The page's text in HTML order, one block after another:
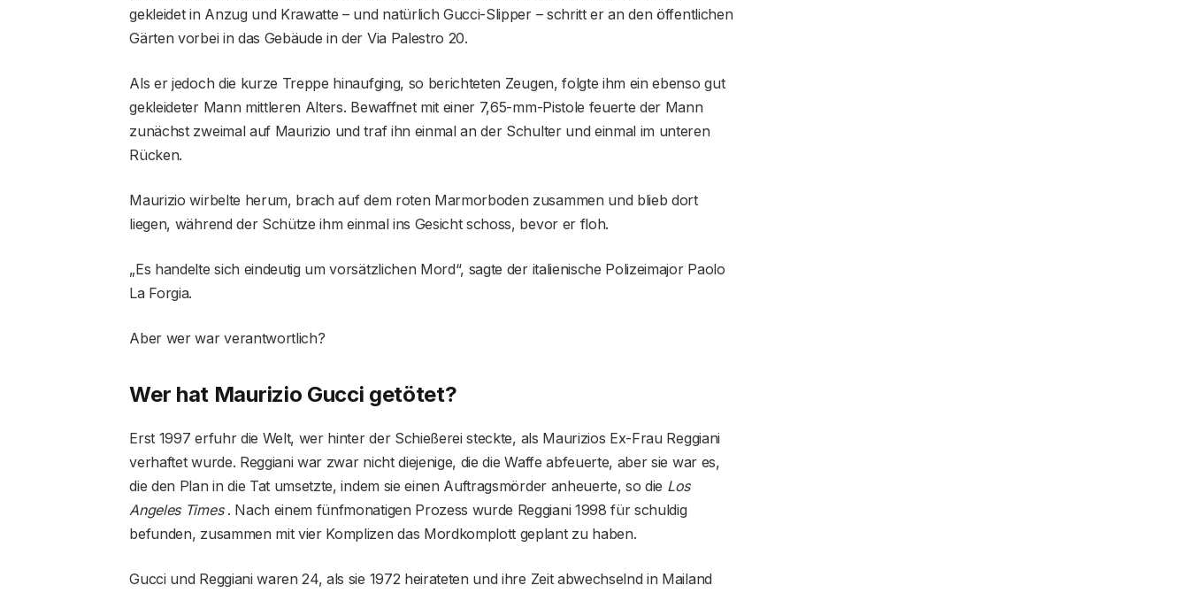
gekleidet in Anzug und Krawatte – und natürlich Gucci-Slipper – schritt er an den öffentlichen
Gärten vorbei in das Gebäude in der Via Palestro 20.
Als er jedoch die kurze Treppe hinaufging, so berichteten Zeugen, folgte ihm ein ebenso gut
gekleideter Mann mittleren Alters. Bewaffnet mit einer 7,65-mm-Pistole feuerte der Mann
zunächst zweimal auf Maurizio und traf ihn einmal an der Schulter und einmal im unteren
Rücken.
Maurizio wirbelte herum, brach auf dem roten Marmorboden zusammen und blieb dort
liegen, während der Schütze ihm einmal ins Gesicht schoss, bevor er floh.
„Es handelte sich eindeutig um vorsätzlichen Mord“, sagte der italienische Polizeimajor Paolo
La Forgia.
Aber wer war verantwortlich?
Wer hat Maurizio Gucci getötet?
Erst 1997 erfuhr die Welt, wer hinter der Schießerei steckte, als Maurizios Ex-Frau Reggiani
verhaftet wurde. Reggiani war zwar nicht diejenige, die die Waffe abfeuerte, aber sie war es,
die den Plan in die Tat umsetzte, indem sie einen Auftragsmörder anheuerte, so die Los
Angeles Times. Nach einem fünfmonatigen Prozess wurde Reggiani 1998 für schuldig
befunden, zusammen mit vier Komplizen das Mordkomplott geplant zu haben.
Gucci und Reggiani waren 24, als sie 1972 heirateten und ihre Zeit abwechselnd in Mailand